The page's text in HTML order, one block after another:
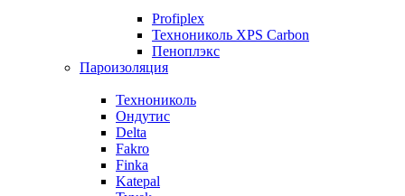
Profiplex
Технониколь XPS Carbon
Пеноплэкс
Пароизоляция
Технониколь
Ондутис
Delta
Fakro
Finka
Katepal